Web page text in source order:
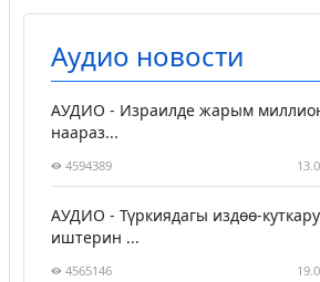
Аудио новости
АУДИО - Израилде жарым
наараз...
4594389
АУДИО - Түркиядагы издөө-
иштерин ...
4565146